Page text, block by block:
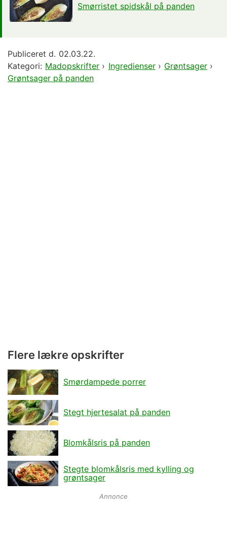
Smørristet spidskål på panden
Publiceret d. 02.03.22.
Kategori: Madopskrifter › Ingredienser› Grøntsager ›
Grøntsager på panden
Flere lækre opskrifter
Smørdampede porrer
Stegt hjertesalat på panden
Blomkålsris på panden
Stegte blomkålsris med kylling og
grøntsager
Annonce